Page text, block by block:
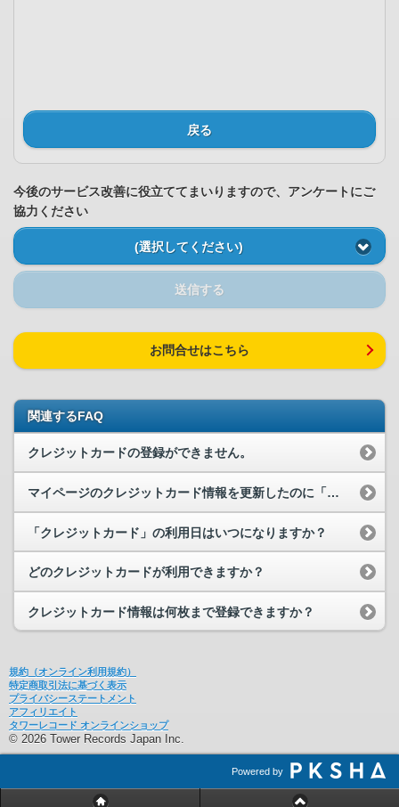
戻る
今後のサービス改善に役立ててまいりますので、アンケートにご
協力ください
(選択してください)
送信する
お問合せはこちら
関連するFAQ
クレジットカードの登録ができません。
マイページのクレジットカード情報を更新したのに「通常利用する注文」の設定に...
「クレジットカード」の利用日はいつになりますか？
どのクレジットカードが利用できますか？
クレジットカード情報は何枚まで登録できますか？
規約（オンライン利用規約）
特定商取引法に基づく表示
プライバシーステートメント
アフィリエイト
タワーレコード オンラインショップ
© 2026 Tower Records Japan Inc.
Powered by